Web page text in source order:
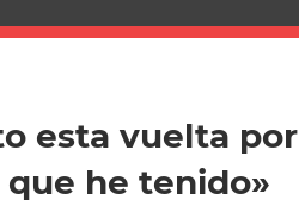
esta vuelta por
he tenido»